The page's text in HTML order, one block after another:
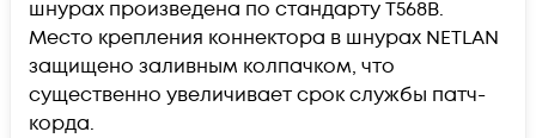
шнурах произведена по стандарту T568B.
Место крепления коннектора в шнурах NETLAN
защищено заливным колпачком, что
существенно увеличивает срок службы патч-
корда.